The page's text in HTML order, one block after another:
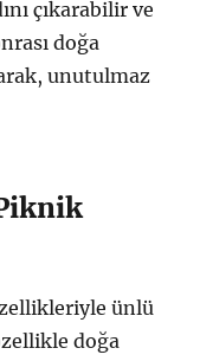
çıkarabilir ve
doğa
unutulmaz
ünlü
doğa